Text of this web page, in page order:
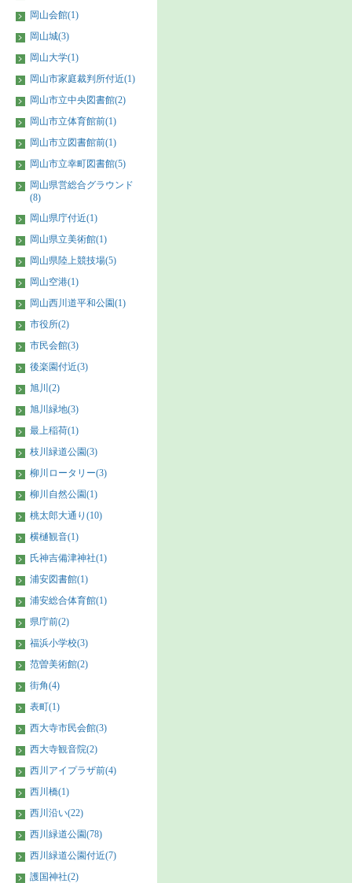
岡山会館(1)
岡山城(3)
岡山大学(1)
岡山市家庭裁判所付近(1)
岡山市立中央図書館(2)
岡山市立体育館前(1)
岡山市立図書館前(1)
岡山市立幸町図書館(5)
岡山県営総合グラウンド
(8)
岡山県庁付近(1)
岡山県立美術館(1)
岡山県陸上競技場(5)
岡山空港(1)
岡山西川道平和公園(1)
市役所(2)
市民会館(3)
後楽園付近(3)
旭川(2)
旭川緑地(3)
最上稲荷(1)
枝川緑道公園(3)
柳川ロータリー(3)
柳川自然公園(1)
桃太郎大通り(10)
横樋観音(1)
氏神吉備津神社(1)
浦安図書館(1)
浦安総合体育館(1)
県庁前(2)
福浜小学校(3)
范曽美術館(2)
街角(4)
表町(1)
西大寺市民会館(3)
西大寺観音院(2)
西川アイプラザ前(4)
西川橋(1)
西川沿い(22)
西川緑道公園(78)
西川緑道公園付近(7)
護国神社(2)